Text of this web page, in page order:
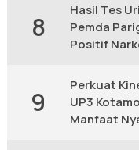
8
Hasil Tes
Pemda
Positif
9
Perkuat
UP3
Manfaat